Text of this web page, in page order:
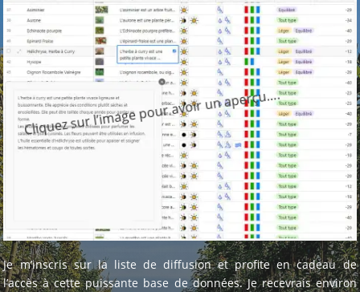
Cliquez sur l’image pour avoir un aperçu….
Je m’inscris sur la liste de diffusion et profite en cadeau de
l’accès à cette puissante base de données. Je recevrais environ